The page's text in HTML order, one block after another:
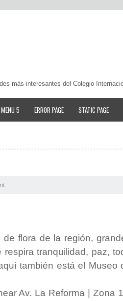
más interesantes del Colegio
MENU 5 ERROR PAGE STATIC PAGE
flora de la región,
tranquilidad, paz,
también está el Museo
Av. La Reforma | Zona